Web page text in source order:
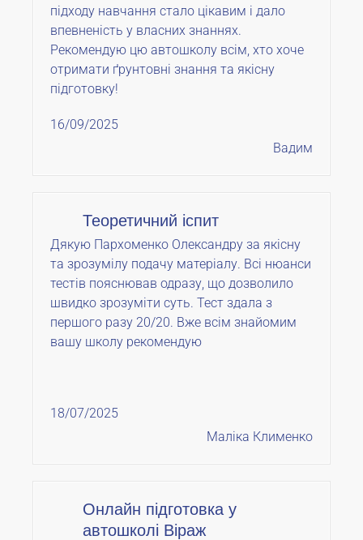
підходу навчання стало цікавим і дало
впевненість у власних знаннях.
Рекомендую цю автошколу всім, хто хоче
отримати ґрунтовні знання та якісну
підготовку!
16/09/2025
Вадим
Теоретичний іспит
Дякую Пархоменко Олександру за якісну
та зрозумілу подачу матеріалу. Всі нюанси
тестів пояснював одразу, що дозволило
швидко зрозуміти суть. Тест здала з
першого разу 20/20. Вже всім знайомим
вашу школу рекомендую
18/07/2025
Маліка Клименко
Онлайн підготовка у
автошколі Віраж